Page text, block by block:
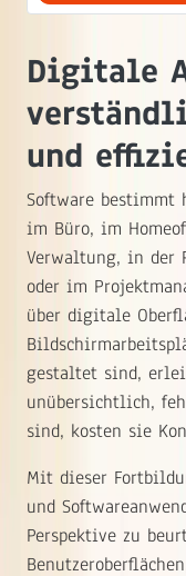
Digitale
und
Software bestimmt
im Büro, im
Verwaltung, in der
oder im
über digitale
gestaltet sind,
unübersichtlich,
sind, kosten sie
Mit dieser
und
Perspektive zu